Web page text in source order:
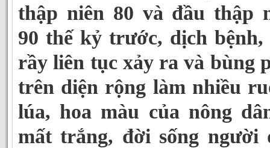
thập niên 80 và đầu thập
90 thế kỷ trước, dịch bệnh,
rầy liên tục xảy ra và bùng
trên diện rộng làm nhiều
lúa, hoa màu của nông
mất trắng, đời sống người